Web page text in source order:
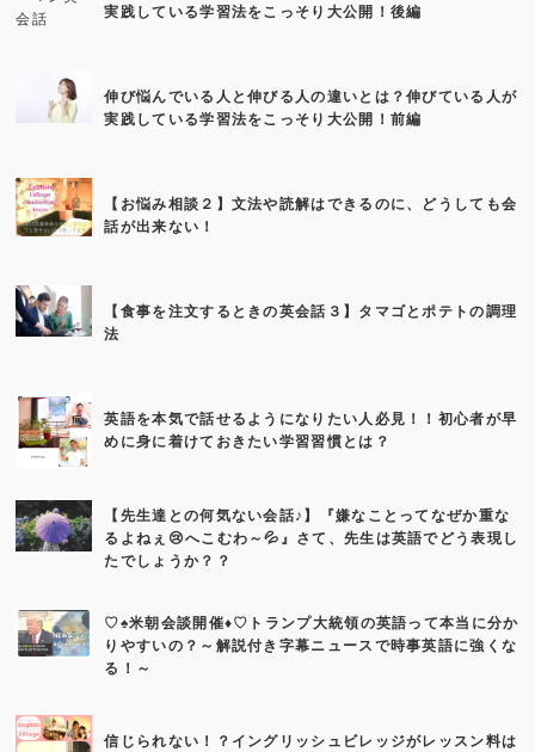
実践している学習法をこっそり大公開！後編
伸び悩んでいる人と伸びる人の違いとは？伸びている人が
実践している学習法をこっそり大公開！前編
【お悩み相談２】文法や読解はできるのに、どうしても会
話が出来ない！
【食事を注文するときの英会話３】タマゴとポテトの調理
法
英語を本気で話せるようになりたい人必見！！初心者が早
めに身に着けておきたい学習習慣とは？
【先生達との何気ない会話♪】『嫌なことってなぜか重な
るよねぇ😢へこむわ～💦』さて、先生は英語でどう表現し
たでしょうか？？
♡♠米朝会談開催♦♡トランプ大統領の英語って本当に分か
りやすいの？～解説付き字幕ニュースで時事英語に強くな
る！～
信じられない！？イングリッシュビレッジがレッスン料は